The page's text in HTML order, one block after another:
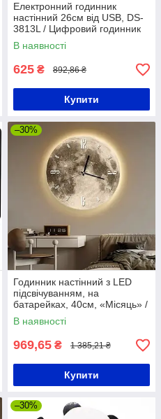
Електронний годинник
настінний 26см від USB, DS-
3813L / Цифровий годинник
на стіну / Настільний LED
годинник
В наявності
625 ₴ 892,86 ₴
Купити
–30%
Годинник настінний з LED
підсвічуванням, на
батарейках, 40см, «Місяць» /
Круглий настінний годинник /
Годинник на стіну
В наявності
969,65 ₴ 1 385,21 ₴
Купити
–30%